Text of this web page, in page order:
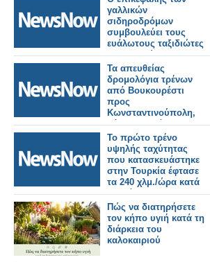
οριοθετώντας με
σαφήνεια τις
υποχρεώσεις τους
κατά τη διάρκειά της
γαλλικών
σιδηροδρόμων
συμβουλεύει τους
ευάλωτους ταξιδιώτες
να αποφεύγουν τα
τρένα κατά τη
διάρκεια του
καύσωνα.
Τα απευθείας
δρομολόγια τρένων
από Βουκουρέστι
προς
Κωνσταντινούπολη,
Σόφια και Βάρνα με
διάρκεια μέχρι τον
Οκτώβριο.
Το πρώτο τρένο
υψηλής ταχύτητας
που κατασκευάστηκε
στην Τουρκία έφτασε
τα 240 χλμ./ώρα κατά
τη διάρκεια των
δοκιμών
Πώς να διατηρήσετε
τον κήπο υγιή κατά τη
διάρκεια του
καλοκαιριού